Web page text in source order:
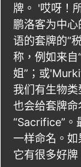
牌。 '哎呀！
鹏洛客为中
语的套牌的“
称，例如来自
姐”；或
我们有生物类
也会给套牌
“Sacrifice”。
一样命名。
它有很多好